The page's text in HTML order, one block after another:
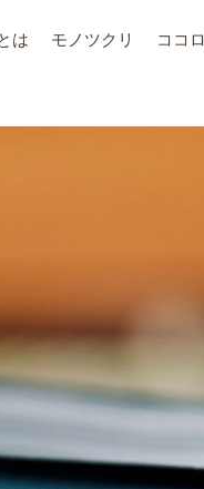
は モノツクリ ココ